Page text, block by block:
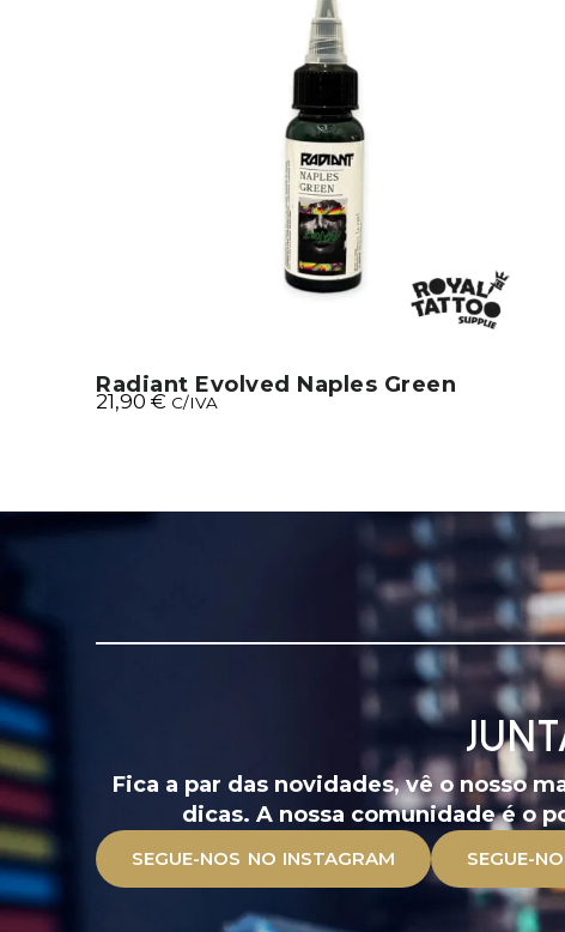
Radiant Evolved Naples Green
21,90 € C/IVA
Fica a par das novidades, vê o nosso
dicas. A nossa comunidade é o
SEGUE-NOS NO INSTAGRAM SEGUE-